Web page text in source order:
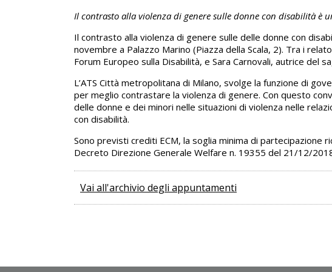
Il contrasto alla violenza di genere sulle donne con disabilità è
Il contrasto alla violenza di genere sulle delle donne con
novembre a Palazzo Marino (Piazza della Scala, 2). Tra i
Forum Europeo sulla Disabilità, e Sara Carnovali, autrice del
L’ATS Città metropolitana di Milano, svolge la funzione di
per meglio contrastare la violenza di genere. Con questo
delle donne e dei minori nelle situazioni di violenza nelle
con disabilità.
Sono previsti crediti ECM, la soglia minima di
Decreto Direzione Generale Welfare n. 19355 del 21/12/
Vai all'archivio degli appuntamenti